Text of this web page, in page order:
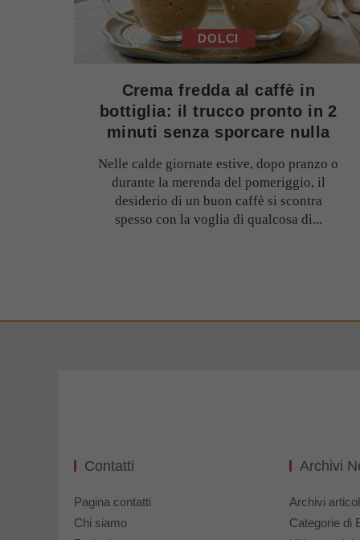
DOLCI
Crema fredda al caffè in
bottiglia: il trucco pronto in 2
minuti senza sporcare nulla
Nelle calde giornate estive, dopo pranzo o
durante la merenda del pomeriggio, il
desiderio di un buon caffè si scontra
spesso con la voglia di qualcosa di...
Contatti
Pagina contatti
Chi siamo
Archivi
Archivi
Categorie di